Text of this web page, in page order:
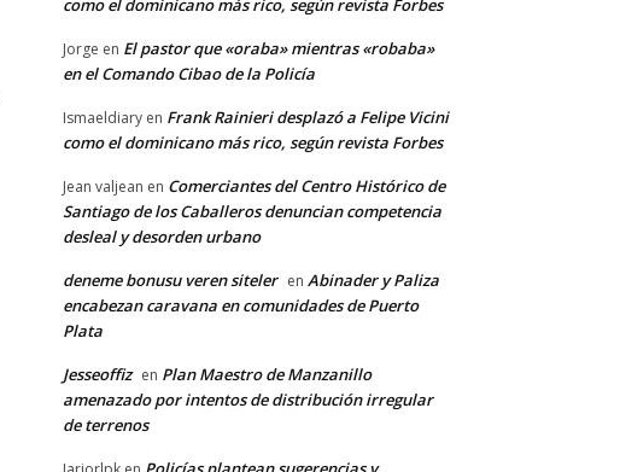
como el dominicano más rico, según revista Forbes
Jorge en El pastor que «oraba» mientras «robaba»
en el Comando Cibao de la Policía
Ismaeldiary en Frank Rainieri desplazó a Felipe Vicini
como el dominicano más rico, según revista Forbes
Jean valjean en Comerciantes del Centro Histórico de
Santiago de los Caballeros denuncian competencia
desleal y desorden urbano
deneme bonusu veren siteler en Abinader y Paliza
encabezan caravana en comunidades de Puerto
Plata
Jesseoffiz en Plan Maestro de Manzanillo
amenazado por intentos de distribución irregular
de terrenos